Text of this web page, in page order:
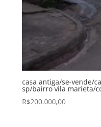
casa antiga/se-vende/
sp/bairro vila marieta/
R$200.000,00